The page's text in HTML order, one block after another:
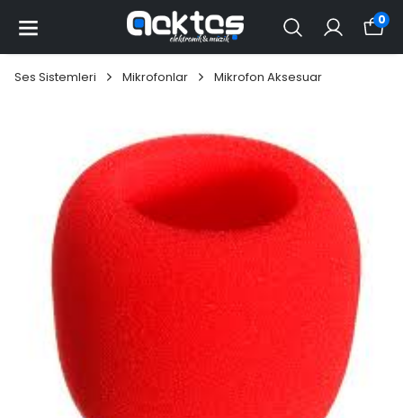
0
Ses Sistemleri Mikrofonlar Mikrofon Aksesuar